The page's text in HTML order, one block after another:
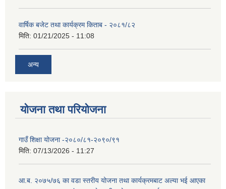
वार्षिक बजेट तथा कार्यक्रम किताब - २०८१/८२
मिति: 01/21/2025 - 11:08
अन्य
योजना तथा परियोजना
गाउँ शिक्षा योजना -२०८०/८१-२०९०/९१
मिति: 07/13/2026 - 11:27
आ.ब. २०७५/७६ का वडा स्तरीय योजना तथा कार्यक्रमबाट अल्या भई आएका